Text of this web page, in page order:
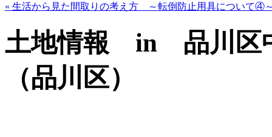
« 生活から見た間取りの考え方 ～転倒防止用具について④
土地情報 in 品川
（品川区）